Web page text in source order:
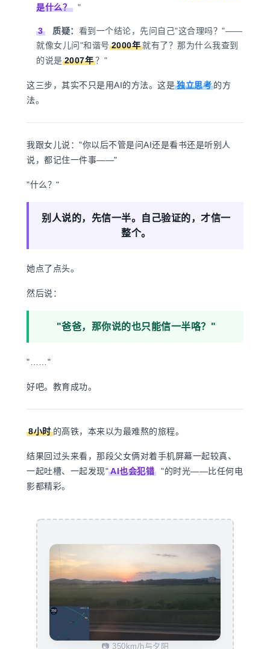
是什么？
"
3 质疑： 看到一个结论，先问自己"这合理吗？"——
就像女儿问"和谐号 2000年就有了？那为什么我查到
的说是 2007年？"
这三步，其实不只是用AI的方法。这是独立思考 的方
法。
我跟女儿说："你以后不管是问AI还是看书还是听别人
说，都记住一件事——"
"什么？"
别人说的，先信一半。自己验证的，才信一
整个。
她点了点头。
然后说：
"爸爸，那你说的也只能信一半咯？"
"……"
好吧。教育成功。
8小时的高铁，本来以为最难熬的旅程。
结果回过头来看，那段父女俩对着手机屏幕一起较真、
一起吐槽、一起发现"AI也会犯错
"的时光——比任何电
影都精彩。
📷 350km/h与夕阳